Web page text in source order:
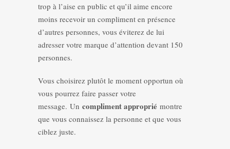
trop à l’aise en public et qu’il aime encore
moins recevoir un compliment en présence
d’autres personnes, vous éviterez de lui
adresser votre marque d’attention devant 150
personnes.
Vous choisirez plutôt le moment opportun où
vous pourrez faire passer votre
message. Un compliment approprié montre
que vous connaissez la personne et que vous
ciblez juste.